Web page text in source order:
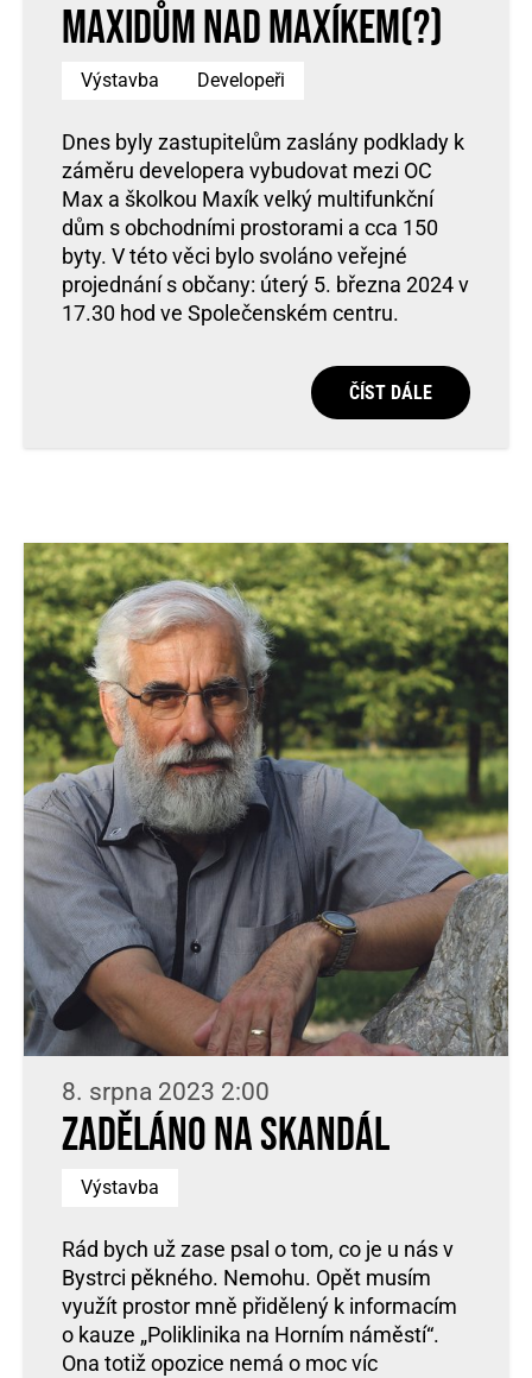
Maxidům nad Maxíkem(?)
Výstavba Developeři
Dnes byly zastupitelům zaslány podklady k
záměru developera vybudovat mezi OC
Max a školkou Maxík velký multifunkční
dům s obchodními prostorami a cca 150
byty. V této věci bylo svoláno veřejné
projednání s občany: úterý 5. března 2024 v
17.30 hod ve Společenském centru.
ČÍST DÁLE
8. srpna 2023 2:00
Zaděláno na skandál
Výstavba
Rád bych už zase psal o tom, co je u nás v
Bystrci pěkného. Nemohu. Opět musím
využít prostor mně přidělený k informacím
o kauze „Poliklinika na Horním náměstí“.
Ona totiž opozice nemá o moc víc